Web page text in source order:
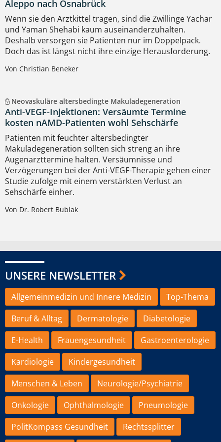
Aleppo nach Osnabrück
Wenn sie den Arztkittel tragen, sind die Zwillinge Yachar
und Yaman Shehabi kaum auseinanderzuhalten.
Deshalb versorgen sie Patienten nur im Doppelpack.
Doch das ist längst nicht ihre einzige Herausforderung.
Von Christian Beneker
Neovaskuläre altersbedingte Makuladegeneration
Anti-VEGF-Injektionen: Versäumte Termine
kosten nAMD-Patienten wohl Sehschärfe
Patienten mit feuchter altersbedingter
Makuladegeneration sollten sich streng an ihre
Augenarzttermine halten. Versäumnisse und
Verzögerungen bei der Anti-VEGF-Therapie gehen einer
Studie zufolge mit einem verstärkten Verlust an
Sehschärfe einher.
Von Dr. Robert Bublak
UNSERE NEWSLETTER
Allgemeinmedizin und Innere Medizin
Top-Thema
Beruf & Alltag
Dermatologie
Diabetologie
E-Health
Frauengesundheit
Gastroenterologie
Kardiologie
Kindergesundheit
Menschen & Leben
Neurologie/Psychiatrie
Onkologie
Ophthalmologie
Pneumologie
PolitKompass Gesundheit
Rechtssplitter